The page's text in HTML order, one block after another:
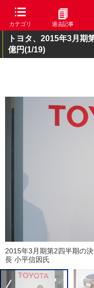
カテゴリ 過去記事
トヨタ、2015年3月期
億円(1/19)
2015年3月期第2四半期の
長 小平信因氏